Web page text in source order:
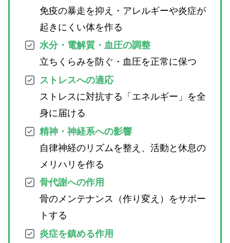
免疫の暴走を抑え・アレルギーや炎症が
起きにくい体を作る
水分・電解質・血圧の調整
立ちくらみを防ぐ・血圧を正常に保つ
ストレスへの適応
ストレスに対抗する「エネルギー」を全
身に届ける
精神・神経系への影響
自律神経のリズムを整え、活動と休息の
メリハリを作る
骨代謝への作用
骨のメンテナンス（作り変え）をサポー
トする
炎症を鎮める作用